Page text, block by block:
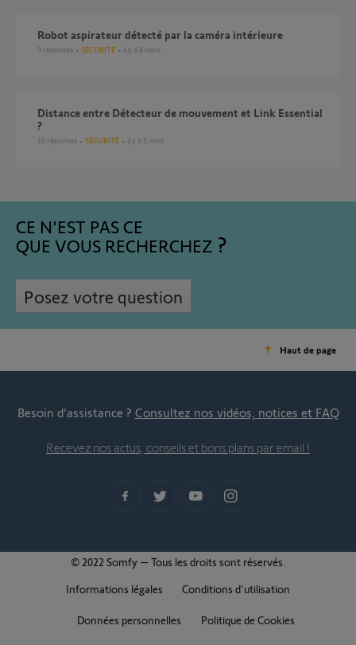
Robot aspirateur détecté par la caméra intérieure
9 réponses SÉCURITÉ il y a 8 mois
Distance entre Détecteur de mouvement et Link Essential
?
10 réponses SÉCURITÉ il y a 5 mois
CE N'EST PAS CE
QUE VOUS RECHERCHEZ
Posez votre question
Haut de page
Besoin d’assistance ? Consultez nos vidéos, notices et FAQ
Recevez nos actus, conseils et bons plans par email !
© 2022 Somfy – Tous les droits sont réservés.
Informations légales
Conditions d'utilisation
Données personnelles Politique de Cookies